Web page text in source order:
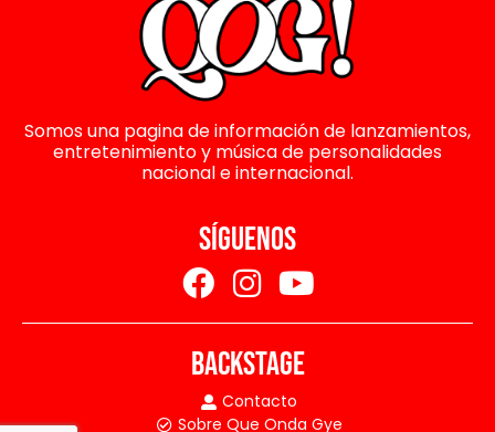
Somos una pagina de información de lanzamientos,
entretenimiento y música de personalidades
nacional e internacional.
SÍGUENOS
BACKSTAGE
Contacto
Sobre Que Onda Gye